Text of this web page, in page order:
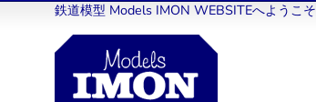
鉄道模型 Models IMON WEBSITEへようこそ